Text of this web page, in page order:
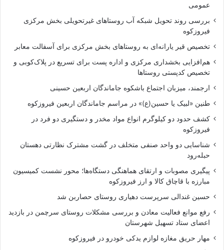
عمومی
بررسی روند تحویل شبکه آب روستاهای غیرتحویلی بخش مرکزی
فیروزکوه
تخصیص قیر یارانه‌ای به روستاهای بخش مرکزی برای آسفالت معابر
هم‌افزایی بخشداری مرکزی و اداره پست برای تسریع در پلاک‌کوبی و
تخصیص کدپستی روستاها
ارجمند، میزبان اجتماع باشکوه جاماندگان اربعین حسینی
طنین «لبیک یا حسین(ع)» در مراسم جاماندگان اربعین فیروزکوه
کشف حدود دو کیلوگرم انواع مواد مخدر و دستگیری دو فرد در
فیروزکوه
شناسایی دو واحد صنفی متخلف در گشت مشترک نظارتی دهستان
حبله‌رود
پیگیری مصوبات و ارتقای هماهنگی دستگاه‌ها؛ محور نشست کمیسیون
مبارزه با قاچاق کالا و ارز فیروزکوه
حسین غندالی سرپرست دهیاری روستای حصاربن شد
رفع موانع فعالیت معادن و بررسی مشکلات روستای سرچمن در بازدید
اعضای ستاد تسهیل شهرستان
مهار حریق مغازه لوازم یدکی خودرو در فیروزکوه